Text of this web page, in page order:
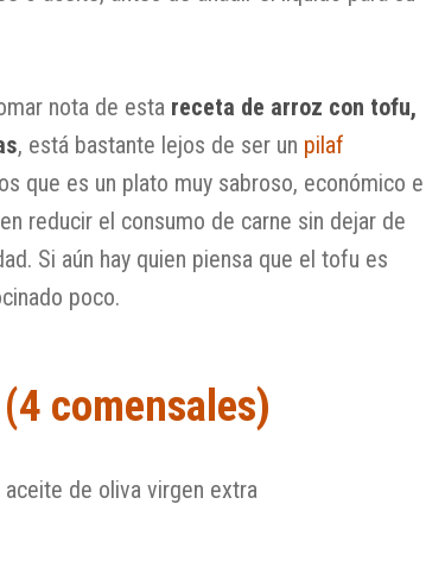
nota de esta receta de arroz con tofu,
, está bastante lejos de ser un pilaf
que es un plato muy sabroso, económico e
reducir el consumo de carne sin dejar de
Si aún hay quien piensa que el tofu es
poco.
comensales)
aceite de oliva virgen extra